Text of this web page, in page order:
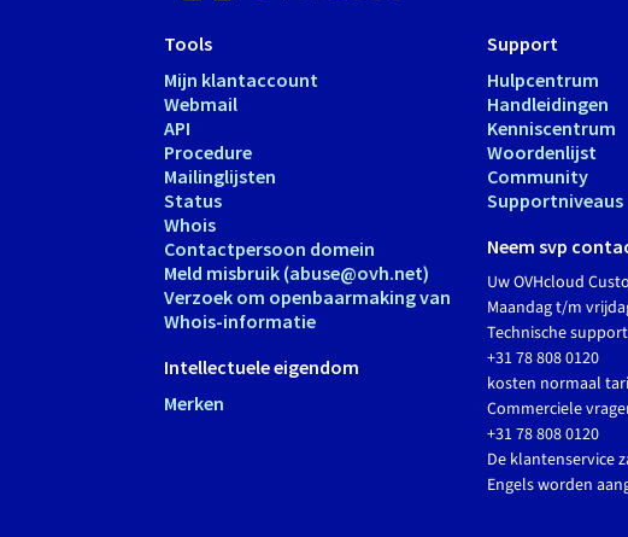
Tools
Mijn klantaccount
Webmail
API
Procedure
Mailinglijsten
Status
Whois
Contactpersoon domein
Meld misbruik (abuse@ovh.net)
Verzoek om openbaarmaking van
Whois-informatie
Intellectuele eigendom
Merken
Support
Hulpcentrum
Handleidingen
Kenniscentrum
Woordenlijst
Community
Supportniveaus
Neem svp
Uw OVHcloud
Maandag t/m
Technische
+31 78 808 0120
kosten normaal
Commerciele
+31 78 808 0120
De klantenservice
Engels worden